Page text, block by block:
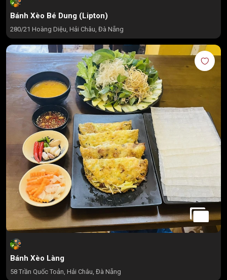
Bánh Xèo Bé Dung (Lipton)
280/21 Hoàng Diệu, Hải Châu, Đà Nẵng
Bánh Xèo Làng
58 Trần Quốc Toản, Hải Châu, Đà Nẵng